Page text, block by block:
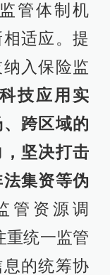
管体制机
适应。提
入保险监
技应用实
跨区域的
坚决打击
集资等伪
管资源调
重统一监管
的统筹协